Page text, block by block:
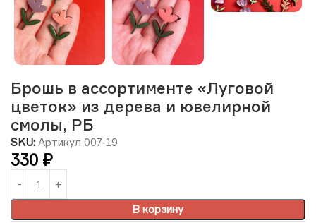
Брошь в ассортименте «Луговой
цветок» из дерева и ювелирной
смолы, РБ
SKU: Артикул 007-19
330 ₽
В корзину